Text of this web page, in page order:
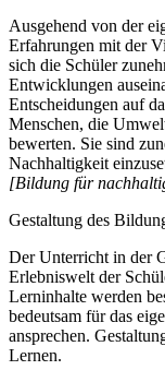
Ausgehend von der
Erfahrungen mit der
sich die Schüler
Entwicklungen
Entscheidungen auf
Menschen, die
bewerten. Sie sind
Nachhaltigkeit
[Bildung für
Gestaltung des
Der Unterricht in der
Erlebniswelt der
Lerninhalte werden
bedeutsam für das
ansprechen.
Lernen.